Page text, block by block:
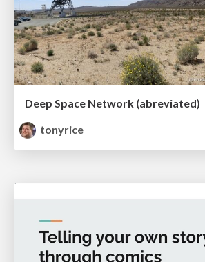
Deep Space Network (abreviated)
tonyrice